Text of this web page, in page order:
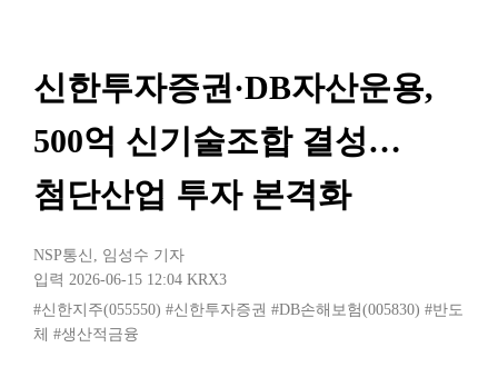
신한투자증권·DB자산운용,
500억 신기술조합 결성…
첨단산업 투자 본격화
NSP통신 , 임성수 기자
입력 2026-06-15 12:04 KRX3
#신한지주(055550) #신한투자증권 #DB손해보험(005830) #반도
체 #생산적금융